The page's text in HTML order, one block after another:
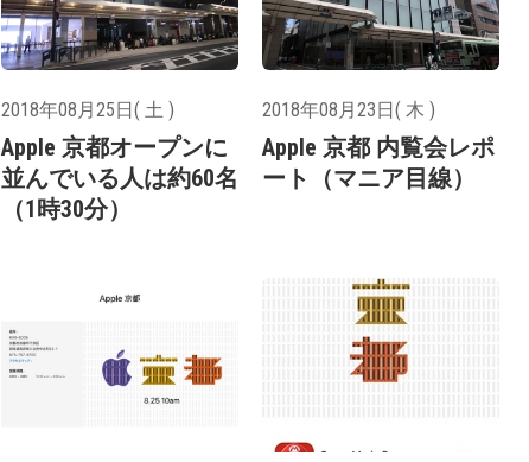
2018年08月25日( 土 )
Apple 京都オープンに
並んでいる人は約60名
（1時30分）
2018年08月23日( 木 )
Apple 京都 内覧会レポ
ート（マニア目線）